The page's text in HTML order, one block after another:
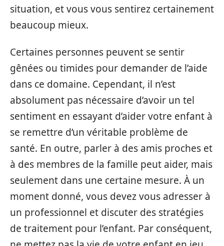
situation, et vous vous sentirez certainement
beaucoup mieux.
Certaines personnes peuvent se sentir
gênées ou timides pour demander de l’aide
dans ce domaine. Cependant, il n’est
absolument pas nécessaire d’avoir un tel
sentiment en essayant d’aider votre enfant à
se remettre d’un véritable problème de
santé. En outre, parler à des amis proches et
à des membres de la famille peut aider, mais
seulement dans une certaine mesure. À un
moment donné, vous devez vous adresser à
un professionnel et discuter des stratégies
de traitement pour l’enfant. Par conséquent,